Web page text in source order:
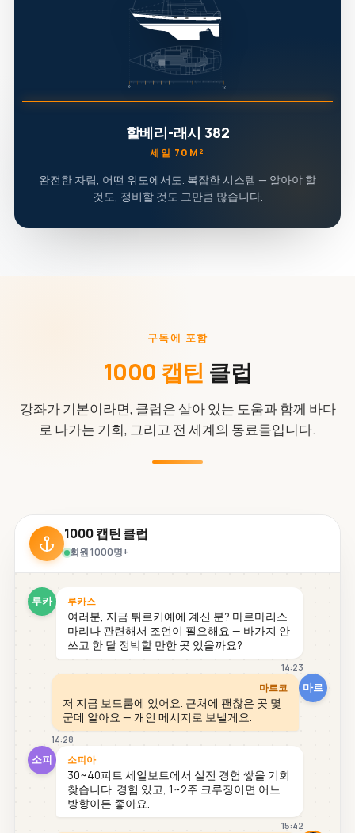
할베리-래시 382
세일 70M²
완전한 자립, 어떤 위도에서도. 복잡한 시스템 — 알아야 할
것도, 정비할 것도 그만큼 많습니다.
구독에 포함
1000 캡틴 클럽
강좌가 기본이라면, 클럽은 살아 있는 도움과 함께 바다
로 나가는 기회, 그리고 전 세계의 동료들입니다.
1000 캡틴 클럽
회원 1000명+
루카 루카스
여러분, 지금 튀르키예에 계신 분? 마르마리스
마리나 관련해서 조언이 필요해요 — 바가지 안
쓰고 한 달 정박할 만한 곳 있을까요?
14:23
마르
마르코
저 지금 보드룸에 있어요. 근처에 괜찮은 곳 몇
군데 알아요 — 개인 메시지로 보낼게요.
14:28
소피 소피아
30~40피트 세일보트에서 실전 경험 쌓을 기회
찾습니다. 경험 있고, 1~2주 크루징이면 어느
방향이든 좋아요.
15:42